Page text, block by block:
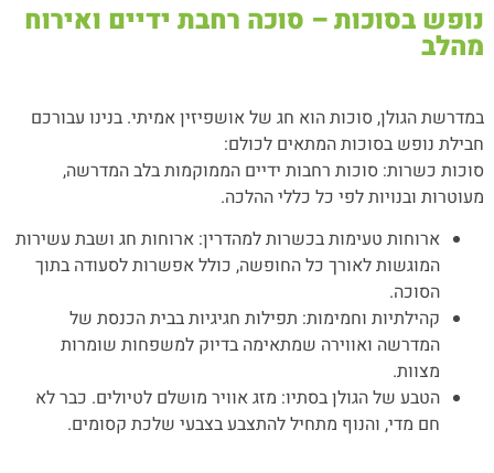
נופש בסוכות – סוכה רחבת ידיים ואירוח
מהלב
במדרשת הגולן, סוכות הוא חג של אושפיזין אמיתי. בנינו עבורכם
חבילת נופש בסוכות המתאים לכולם:
סוכות כשרות: סוכות רחבות ידיים הממוקמות בלב המדרשה,
מעוטרות ובנויות לפי כל כללי ההלכה.
ארוחות טעימות בכשרות למהדרין: ארוחות חג ושבת עשירות
המוגשות לאורך כל החופשה, כולל אפשרות לסעודה בתוך
הסוכה.
קהילתיות וחמימות: תפילות חגיגיות בבית הכנסת של
המדרשה ואווירה שמתאימה בדיוק למשפחות שומרות
מצוות.
הטבע של הגולן בסתיו: מזג אוויר מושלם לטיולים. כבר לא
חם מדי, והנוף מתחיל להתצבע בצבעי שלכת קסומים.